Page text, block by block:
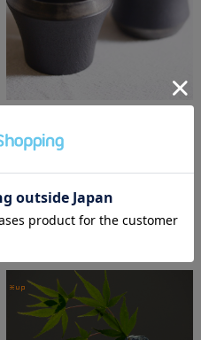
樫孝男（納期約5か月）